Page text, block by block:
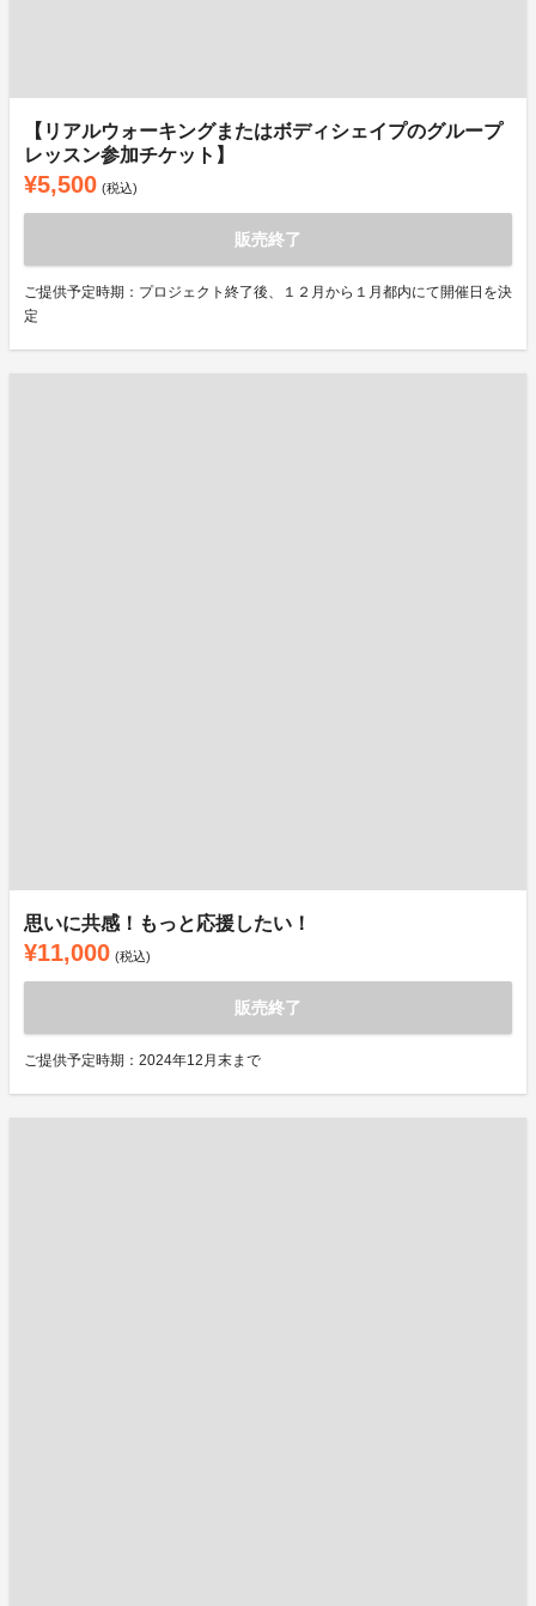
【リアルウォーキングまたはボディシェイプのグループ
レッスン参加チケット】
¥5,500 (税込)
販売終了
ご提供予定時期：プロジェクト終了後、１２月から１月都内にて開催日を決
定
思いに共感！もっと応援したい！
¥11,000 (税込)
販売終了
ご提供予定時期：2024年12月末まで